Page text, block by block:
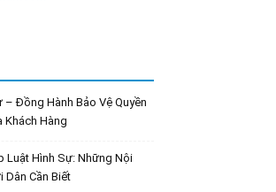
– Đồng Hành Bảo Vệ Quyền
Khách Hàng
Luật Hình Sự: Những Nội
Dân Cần Biết